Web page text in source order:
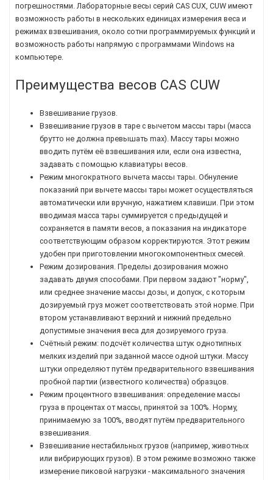
погрешностями. Лабораторные весы серий CAS CUX, CUW имеют
возможность работы в нескольких единицах измерения веса и
режимах взвешивания, около сотни программируемых функций и
возможность работы напрямую с программами Windows на
компьютере.
Преимущества весов CAS CUW
Взвешивание грузов.
Взвешивание грузов в таре с вычетом массы тары (масса
брутто не должна превышать max). Массу тары можно
вводить путём её взвешивания или, если она известна,
задавать с помощью клавиатуры весов.
Режим многократного вычета массы тары. Обнуление
показаний при вычете массы тары может осуществляться
автоматически или вручную, нажатием клавиши. При этом
вводимая масса тары суммируется с предыдущей и
сохраняется в памяти весов, а показания на индикаторе
соответствующим образом корректируются. Этот режим
удобен при приготовлении многокомпонентных смесей.
Режим дозирования. Пределы дозирования можно
задавать двумя способами. При первом задают "норму",
или среднее значение массы дозы, и допуск, с которым
дозируемый груз может соответствовать этой норме. При
втором устанавливают верхний и нижний предельно
допустимые значения веса для дозируемого груза.
Счётный режим: подсчёт количества штук однотипных
мелких изделий при заданной массе одной штуки. Массу
штуки определяют путём предварительного взвешивания
пробной партии (известного количества) образцов.
Режим процентного взвешивания: определение массы
груза в процентах от массы, принятой за 100%. Норму,
принимаемую за 100%, вводят путём предварительного
взвешивания.
Взвешивание нестабильных грузов (например, животных
или вибрирующих грузов). В этом режиме возможно также
измерение пиковой нагрузки - максимального значения